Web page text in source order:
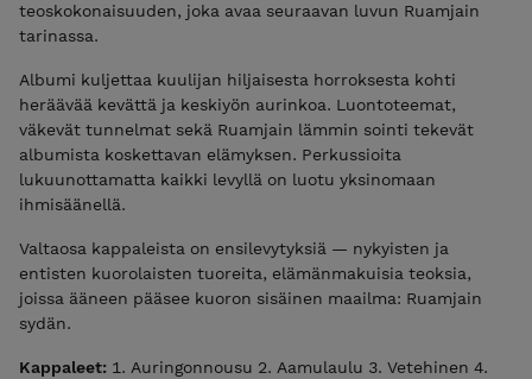
teoskokonaisuuden, joka avaa seuraavan luvun Ruamjain
tarinassa.
Albumi kuljettaa kuulijan hiljaisesta horroksesta kohti
heräävää kevättä ja keskiyön aurinkoa. Luontoteemat,
väkevät tunnelmat sekä Ruamjain lämmin sointi tekevät
albumista koskettavan elämyksen. Perkussioita
lukuunottamatta kaikki levyllä on luotu yksinomaan
ihmisäänellä.
Valtaosa kappaleista on ensilevytyksiä — nykyisten ja
entisten kuorolaisten tuoreita, elämänmakuisia teoksia,
joissa ääneen pääsee kuoron sisäinen maailma: Ruamjain
sydän.
Kappaleet: 1. Auringonnousu 2. Aamulaulu 3. Vetehinen 4.